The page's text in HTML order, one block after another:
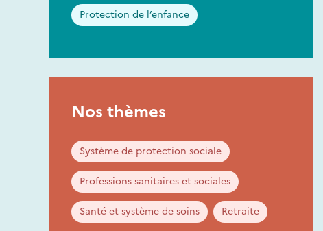
Protection de l’enfance
Nos thèmes
Système de protection sociale
Professions sanitaires et sociales
Santé et système de soins Retraite